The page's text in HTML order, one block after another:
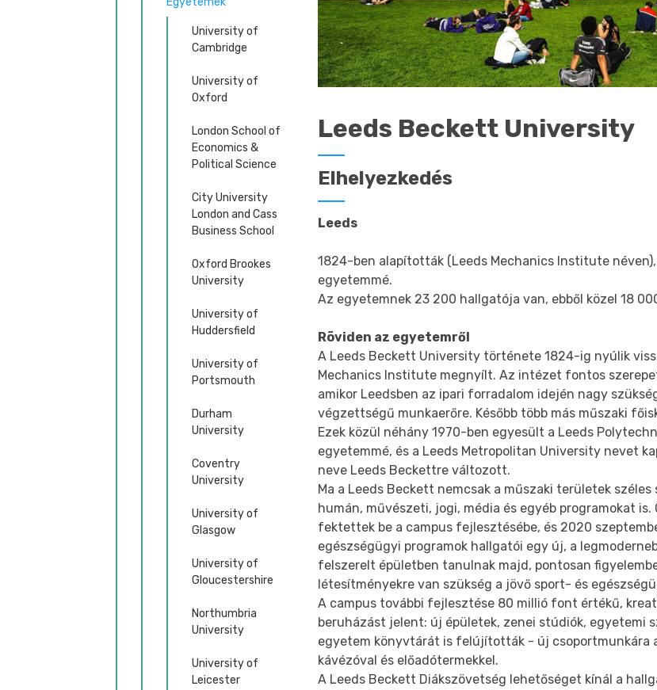
University of
Cambridge
University of
Oxford
London School of
Economics &
Political Science
City University
London and Cass
Business School
Oxford Brookes
University
University of
Huddersfield
University of
Portsmouth
Durham
University
Coventry
University
University of
Glasgow
University of
Gloucestershire
Northumbria
University
University of
Leicester
Leeds Beckett University
Elhelyezkedés
Leeds
1824-ben alapították (Leeds Mechanics Institute
egyetemmé.
Az egyetemnek 23 200 hallgatója van, ebből közel 18
Röviden az egyetemről
A Leeds Beckett University története 1824-ig nyúlik
Mechanics Institute megnyílt. Az intézet fontos
amikor Leedsben az ipari forradalom idején nagy
végzettségű munkaerőre. Később több más műszaki
Ezek közül néhány 1970-ben egyesült a Leeds
egyetemmé, és a Leeds Metropolitan University nevet
neve Leeds Beckettre változott.
Ma a Leeds Beckett nemcsak a műszaki területek
humán, művészeti, jogi, média és egyéb programokat
fektettek be a campus fejlesztésébe, és 2020
egészségügyi programok hallgatói egy új, a
felszerelt épületben tanulnak majd, pontosan
létesítményekre van szükség a jövő sport- és
A campus további fejlesztése 80 millió font értékű,
beruházást jelent: új épületek, zenei stúdiók, egyetemi
egyetem könyvtárát is felújították - új csoportmunkára
kávézóval és előadótermekkel.
A Leeds Beckett Diákszövetség lehetőséget kínál a